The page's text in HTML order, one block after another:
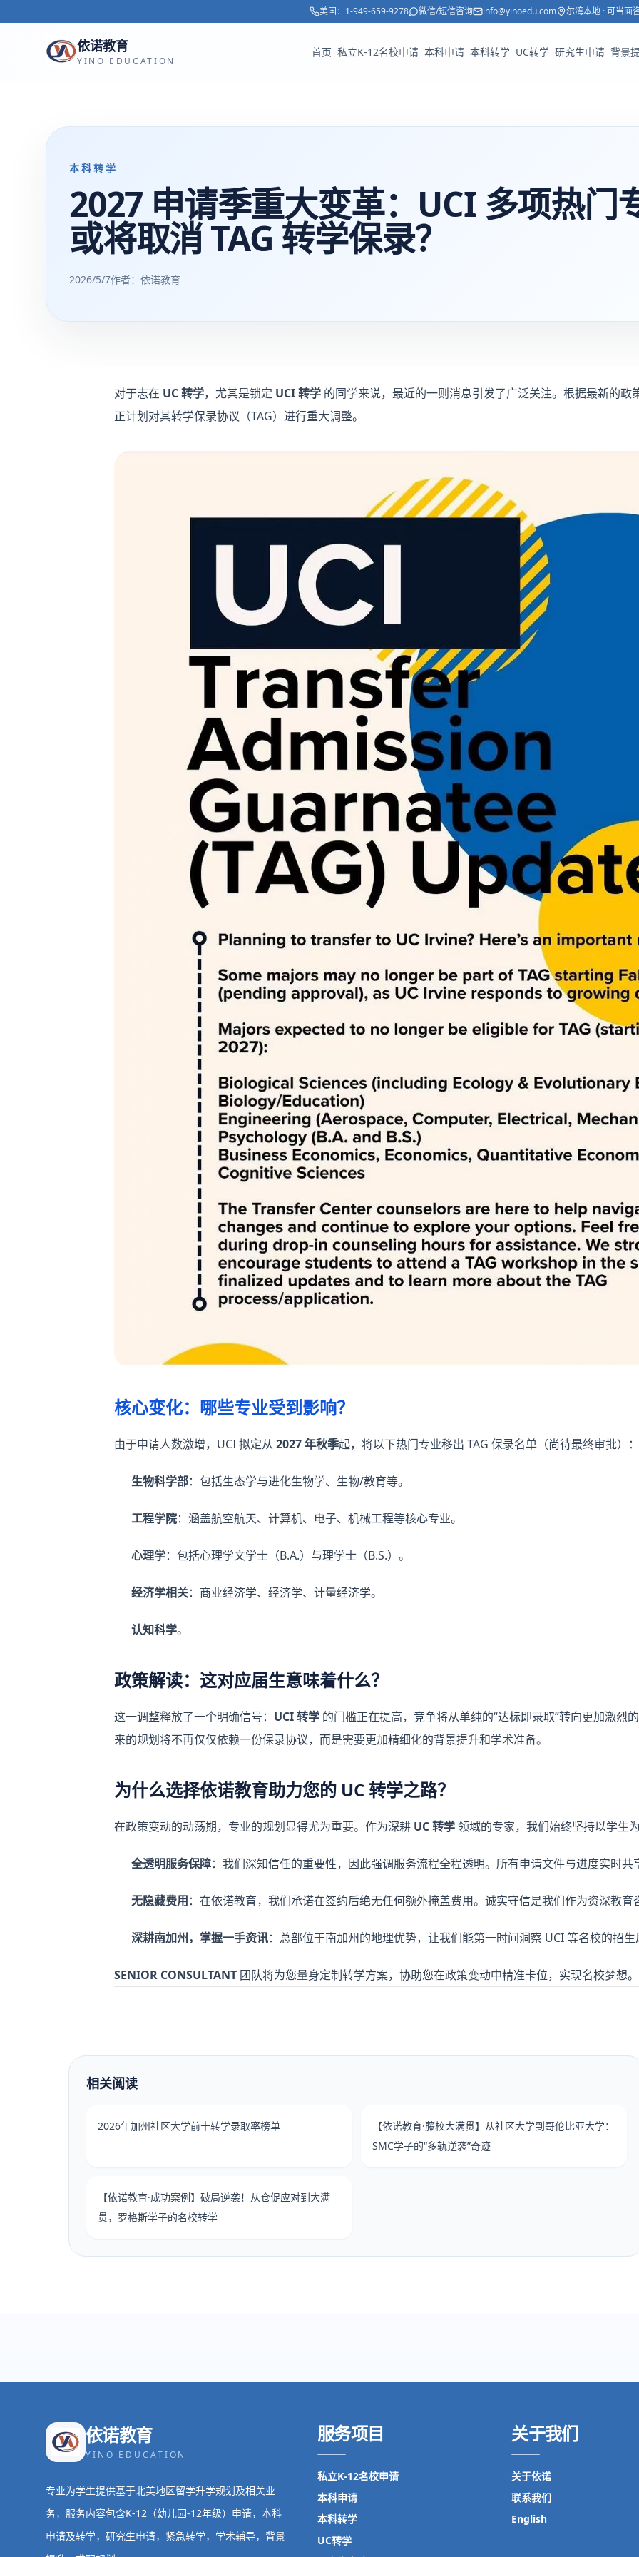
跳转到主要内容
美国： 1-949-659-9278 微信/短信咨询 info@yinoedu.com 尔湾本地 · 可当面
依诺教育
YINO EDUCATION
首页 私立K-12名校申请 本科申请 本科转学 UC转学 研究生申请 背景
本科转学
2027 申请季重大变革：UCI 多项热门
或将取消 TAG 转学保录？
2026/5/7作者：依诺教育
对于志在 UC 转学，尤其是锁定 UCI 转学 的同学来说，最近的一则消息引发了广泛关注。根据最新的
正计划对其转学保录协议（TAG）进行重大调整。
核心变化：哪些专业受到影响？
由于申请人数激增，UCI 拟定从 2027 年秋季起，将以下热门专业移出 TAG 保录名单（尚待最终审批）：
生物科学部：包括生态学与进化生物学、生物/教育等。
工程学院：涵盖航空航天、计算机、电子、机械工程等核心专业。
心理学：包括心理学文学士（B.A.）与理学士（B.S.）。
经济学相关：商业经济学、经济学、计量经济学。
认知科学。
政策解读：这对应届生意味着什么？
这一调整释放了一个明确信号： UCI 转学 的门槛正在提高，竞争将从单纯的“达标即录取”转向更加激烈
来的规划将不再仅仅依赖一份保录协议，而是需要更加精细化的背景提升和学术准备。
为什么选择依诺教育助力您的 UC 转学之路？
在政策变动的动荡期，专业的规划显得尤为重要。作为深耕 UC 转学领域的专家，我们始终坚持以学生
全透明服务保障：我们深知信任的重要性，因此强调服务流程全程透明。所有申请文件与进度实时
无隐藏费用：在依诺教育，我们承诺在签约后绝无任何额外掩盖费用。诚实守信是我们作为资深教育
深耕南加州，掌握一手资讯：总部位于南加州的地理优势，让我们能第一时间洞察 UCI 等名校的招生
SENIOR CONSULTANT 团队将为您量身定制转学方案，协助您在政策变动中精准卡位，实现名校梦想。
相关阅读
2026年加州社区大学前十转学录取率榜单
【依诺教育·藤校大满贯】从社区大学到哥伦比亚大学：
SMC学子的“多轨逆袭”奇迹
【依诺教育·成功案例】破局逆袭！从仓促应对到大满
贯，罗格斯学子的名校转学
依诺教育
YINO EDUCATION
专业为学生提供基于北美地区留学升学规划及相关业
务，服务内容包含K-12（幼儿园-12年级）申请，本科
申请及转学，研究生申请，紧急转学，学术辅导，背景
服务项目
私立K-12名校申请
本科申请
本科转学
UC转学
关于我们
关于依诺
联系我们
English